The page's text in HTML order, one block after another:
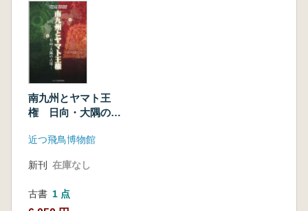
南九州とヤマト王
権 日向・大隅の古
近つ飛鳥博物館
新刊 在庫なし
古書 1 点